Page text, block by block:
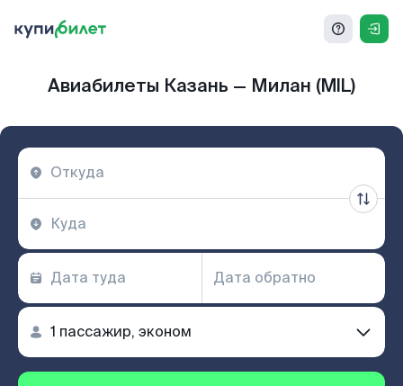
Авиабилеты Казань — Милан (MIL)